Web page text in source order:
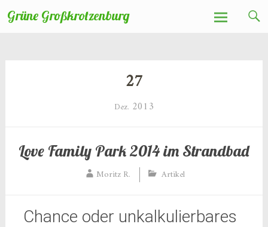
Zum
Inhalt
Grüne Großkrotzenburg
27
Dez. 2013
Love Family Park 2014 im Strandbad
Moritz R. Artikel
Chance oder unkalkulierbares